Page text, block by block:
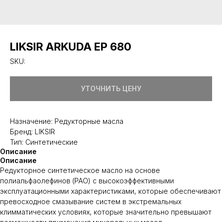
LIKSIR ARKUDA EP 680
SKU:
УТОЧНИТЬ ЦЕНУ
Назначение: Редукторные масла
Бренд: LIKSIR
Тип: Синтетические
Описание
Описание
Редукторное синтетическое масло на основе
полиальфаолефинов (РАО) с высокоэффективными
эксплуатационными характеристиками, которые обеспечивают
превосходное смазывание систем в экстремальных
климматических условиях, которые значительно превышают